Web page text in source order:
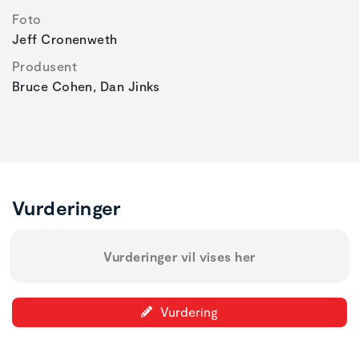
Foto
Jeff Cronenweth
Produsent
Bruce Cohen, Dan Jinks
Vurderinger
Vurderinger vil vises her
Vurdering